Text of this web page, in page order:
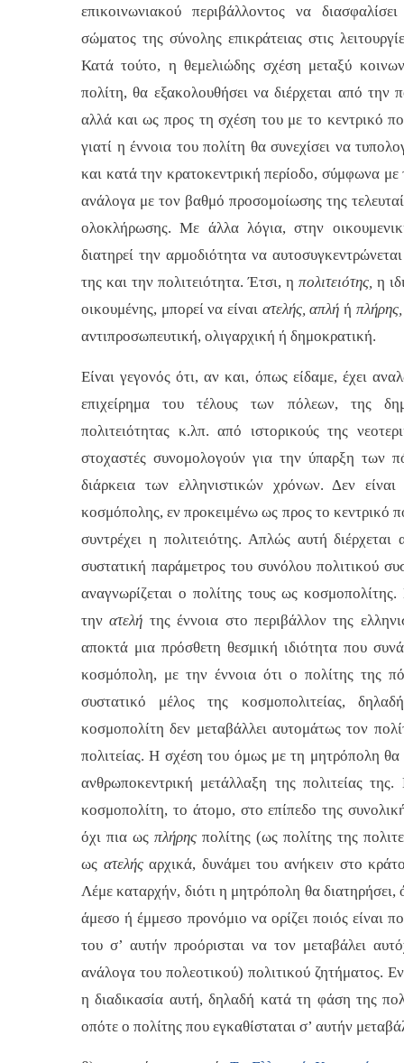
επικοινωνιακού περιβάλλοντος να
σώματος της σύνολης επικράτειας στις
Κατά τούτο, η θεμελιώδης σχέση μεταξύ
πολίτη, θα εξακολουθήσει να διέρχεται από την
αλλά και ως προς τη σχέση του με το κεντρικό
γιατί η έννοια του πολίτη θα συνεχίσει να
και κατά την κρατοκεντρική περίοδο, σύμφωνα με
ανάλογα με τον βαθμό προσομοίωσης της
ολοκλήρωσης. Με άλλα λόγια, στην
διατηρεί την αρμοδιότητα να
της και την πολιτειότητα. Έτσι, ηπολιτειότης,η
οικουμένης, μπορεί να είναι ατελής, απλή ή
αντιπροσωπευτική, ολιγαρχική ή δημοκρατική.
Είναι γεγονός ότι, αν και, όπως είδαμε, έχει
επιχείρημα του τέλους των πόλεων, της
πολιτειότητας κ.λπ. από ιστορικούς της
στοχαστές συνομολογούν για την ύπαρξη των
διάρκεια των ελληνιστικών χρόνων. Δεν
κοσμόπολης, εν προκειμένω ως προς το κεντρικό
συντρέχει η πολιτειότης. Απλώς αυτή
συστατική παράμετρος του συνόλου πολιτικού
αναγνωρίζεται ο πολίτης τους ως
τηνατελή της έννοια στο περιβάλλον της
αποκτά μια πρόσθετη θεσμική ιδιότητα που
κοσμόπολη, με την έννοια ότι ο πολίτης της
συστατικό μέλος της κοσμοπολιτείας,
κοσμοπολίτη δεν μεταβάλλει αυτομάτως τον
πολιτείας. Η σχέση του όμως με τη μητρόπολη
ανθρωποκεντρική μετάλλαξη της πολιτείας
κοσμοπολίτη, το άτομο, στο επίπεδο της
όχι πια ωςπλήρηςπολίτης (ως πολίτης της
ως ατελήςαρχικά, δυνάμει του ανήκειν στο
Λέμε καταρχήν, διότι η μητρόπολη θα διατηρήσει,
άμεσο ή έμμεσο προνόμιο να ορίζει ποιός είναι
του σ’ αυτήν προόρισται να τον μεταβάλει
ανάλογα του πολεοτικού) πολιτικού ζητήματος.
η διαδικασία αυτή, δηλαδή κατά τη φάση της
οπότε ο πολίτης που εγκαθίσταται σ’ αυτήν